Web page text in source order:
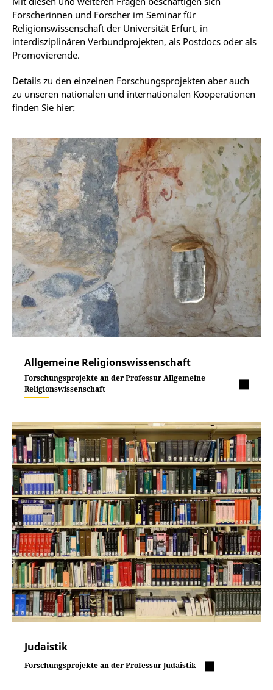
Forscherinnen und Forscher im Seminar für
Religionswissenschaft der Universität Erfurt, in
interdisziplinären Verbundprojekten, als Postdocs oder als
Promovierende.
Details zu den einzelnen Forschungsprojekten aber auch
zu unseren nationalen und internationalen Kooperationen
finden Sie hier:
Allgemeine Religionswissenschaft
Forschungsprojekte an der Professur Allgemeine
Religionswissenschaft
Judaistik
Forschungsprojekte an der Professur Judaistik